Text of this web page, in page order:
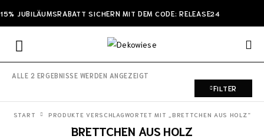
15% JUBILÄUMSRABATT SICHERN MIT DEM CODE: RELEASE24
ALLE 2 ERGEBNISSE WERDEN ANGEZEIGT
FILTER
BRETTCHEN AUS HOLZ
START PRODUKTE VERSCHLAGWORTET MIT „BRETTCHEN AUS HOLZ“